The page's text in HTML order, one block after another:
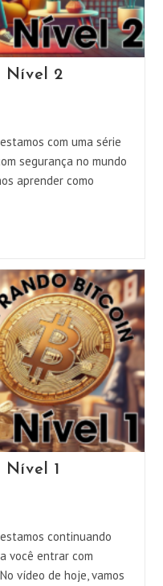
Nível 2
com uma série
segurança no mundo
aprender como
Nível 1
continuando
você entrar com
vídeo de hoje, vamos